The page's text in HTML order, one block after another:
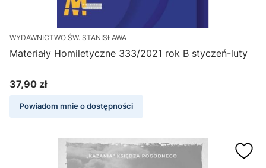
WYDAWNICTWO ŚW. STANISŁAWA
Materiały Homiletyczne 333/2021 rok B styczeń-luty
Cena
37,90 zł
Powiadom mnie o dostępności